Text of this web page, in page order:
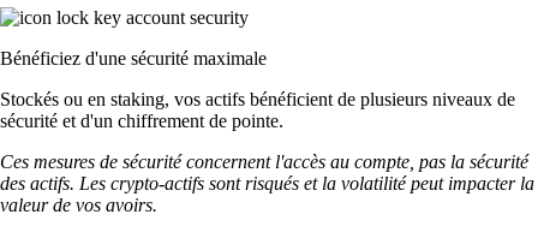
Bénéficiez d'une sécurité maximale
Stockés ou en staking, vos actifs bénéficient de plusieurs niveaux de
sécurité et d'un chiffrement de pointe.
Ces mesures de sécurité concernent l'accès au compte, pas la sécurité
des actifs. Les crypto-actifs sont risqués et la volatilité peut impacter la
valeur de vos avoirs.